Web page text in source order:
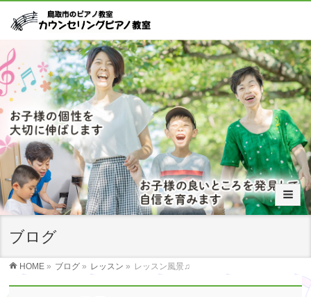
ブログ
HOME » ブログ » レッスン » レッスン風景♫